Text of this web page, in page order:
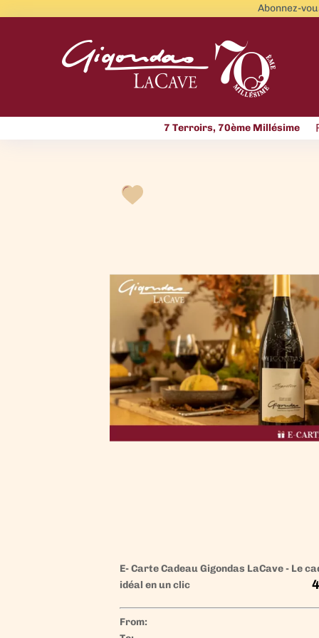
Abonnez-
7 Terroirs, 70ème Millésime
E- Carte Cadeau Gigondas LaCave - Le
idéal en un clic
From: